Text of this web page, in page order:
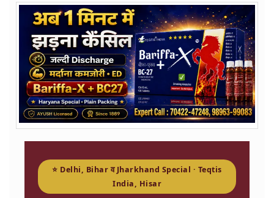
⭐ Delhi, Bihar व Jharkhand Special · Teqtis
India, Hisar